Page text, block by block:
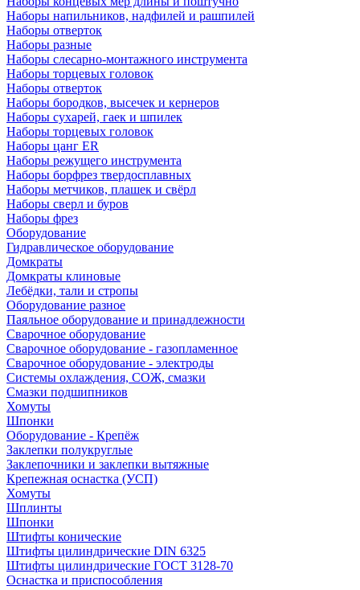
Наборы напильников, надфилей и рашпилей
Наборы отверток
Наборы разные
Наборы слесарно-монтажного инструмента
Наборы торцевых головок
Наборы отверток
Наборы бородков, высечек и кернеров
Наборы сухарей, гаек и шпилек
Наборы торцевых головок
Наборы цанг ER
Наборы режущего инструмента
Наборы борфрез твердосплавных
Наборы метчиков, плашек и свёрл
Наборы сверл и буров
Наборы фрез
Оборудование
Гидравлическое оборудование
Домкраты
Домкраты клиновые
Лебёдки, тали и стропы
Оборудование разное
Паяльное оборудование и принадлежности
Сварочное оборудование
Сварочное оборудование - газопламенное
Сварочное оборудование - электроды
Системы охлаждения, СОЖ, смазки
Смазки подшипников
Хомуты
Шпонки
Оборудование - Крепёж
Заклепки полукруглые
Заклепочники и заклепки вытяжные
Крепежная оснастка (УСП)
Хомуты
Шплинты
Шпонки
Штифты конические
Штифты цилиндрические DIN 6325
Штифты цилиндрические ГОСТ 3128-70
Оснастка и приспособления